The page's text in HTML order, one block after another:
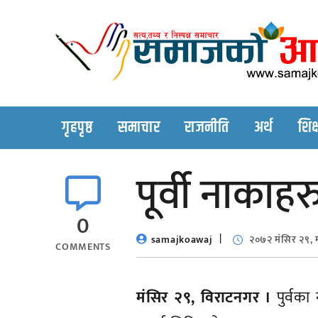
गृहपृष्ठ समाचार राजनीति अर्थ
0
COMMENTS
पूर्वी
samajkoawaj २०७२ मंसिर २९,
मंसिर २९, विराटनगर ।